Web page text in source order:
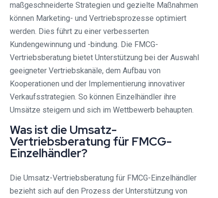
maßgeschneiderte Strategien und gezielte Maßnahmen
können Marketing- und Vertriebsprozesse optimiert
werden. Dies führt zu einer verbesserten
Kundengewinnung und -bindung. Die FMCG-
Vertriebsberatung bietet Unterstützung bei der Auswahl
geeigneter Vertriebskanäle, dem Aufbau von
Kooperationen und der Implementierung innovativer
Verkaufsstrategien. So können Einzelhändler ihre
Umsätze steigern und sich im Wettbewerb behaupten.
Was ist die Umsatz-
Vertriebsberatung für FMCG-
Einzelhändler?
Die Umsatz-Vertriebsberatung für FMCG-Einzelhändler
bezieht sich auf den Prozess der Unterstützung von